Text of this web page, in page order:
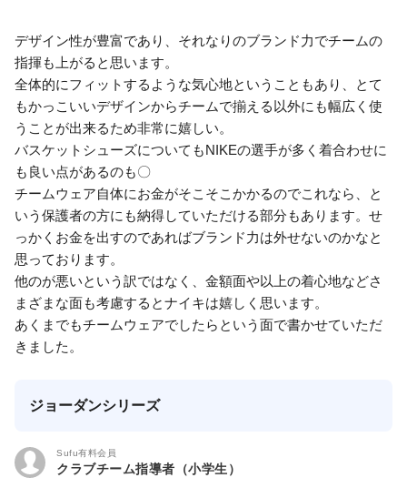
デザイン性が豊富であり、それなりのブランド力でチームの
指揮も上がると思います。
全体的にフィットするような気心地ということもあり、とて
もかっこいいデザインからチームで揃える以外にも幅広く使
うことが出来るため非常に嬉しい。
バスケットシューズについてもNIKEの選手が多く着合わせに
も良い点があるのも〇
チームウェア自体にお金がそこそこかかるのでこれなら、と
いう保護者の方にも納得していただける部分もあります。せ
っかくお金を出すのであればブランド力は外せないのかなと
思っております。
他のが悪いという訳ではなく、金額面や以上の着心地などさ
まざまな面も考慮するとナイキは嬉しく思います。
あくまでもチームウェアでしたらという面で書かせていただ
きました。
ジョーダンシリーズ
Sufu有料会員
クラブチーム指導者（小学生）